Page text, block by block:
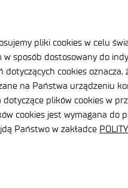
pliki cookies w celu
w sposób dostosowany do
cookies oznacza,
na Państwa urządzeniu
plików cookies w
cookies jest wymagana do
Państwo w zakładce
TERAZ